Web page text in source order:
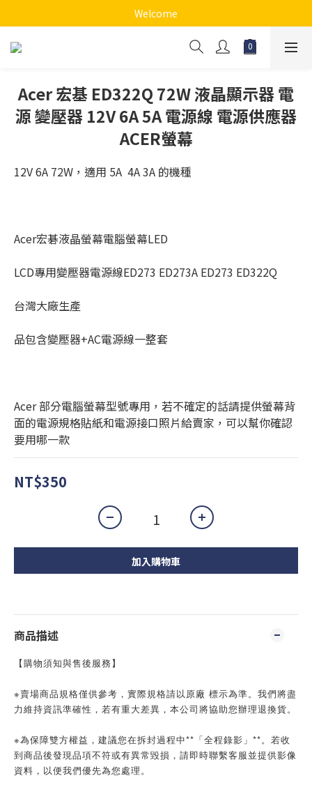
Welcome
Acer 宏基 ED322Q 72W 液晶顯示器 電
源 變壓器 12V 6A 5A 電源線 電源供應器
ACER螢幕
12V 6A 72W，適用 5A  4A 3A 的機種
Acer宏碁液晶螢幕電腦螢幕LED
LCD專用變壓器電源線ED273 ED273A ED273 ED322Q
台灣大廠生產
品包含變壓器+AC電源線一整套
Acer 部分電腦螢幕型號專用，若不確定的話請提供螢幕背
面的電源規格貼紙和電源接口照片給賣家，可以幫你確認
要用哪一款
NT$350
加入購物車
商品描述
【購物須知與售後服務】
※賣場商品規格僅供參考，實際規格請以原廠 標示為準。我們將盡
力維持資訊準確性，若有重大差異，本公司將協助您辦理退換貨。
※為保障雙方權益，建議您在拆封過程中**「全程錄影」**。若收
到商品後發現品項不符或有異常毀損，請即時聯繫客服並提供影像
資料，以便我們優先為您處理。